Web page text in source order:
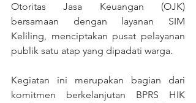
Otoritas Jasa Keuangan (OJK)
bersamaan dengan layanan SIM
Keliling, menciptakan pusat pelayanan
publik satu atap yang dipadati warga.
Kegiatan ini merupakan bagian dari
komitmen berkelanjutan BPRS HIK